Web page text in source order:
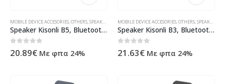
MOBILE DEVICE ACCESORIES,OTHERS,SPEAKERS ΠΡΟΪΌΝΤΑ ΠΛΗΡΟΦΟΡΙΚΉΣ - ΚΙΝΗΤΉΣ
Speaker Kisonli B5, Bluetooth, Solar, USB, SD, FM, Black – 22319
0out of 5
20.89€ Με φπα 24%
MOBILE DEVICE ACCESORIES,OTHERS,SPEAKERS
Speaker Kisonli B3, Bluetooth, Solar, USB, SD, FM, Black – 22318
0out of 5
21.63€ Με φπα 24%